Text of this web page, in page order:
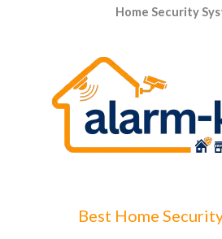
Home Security
Best Home